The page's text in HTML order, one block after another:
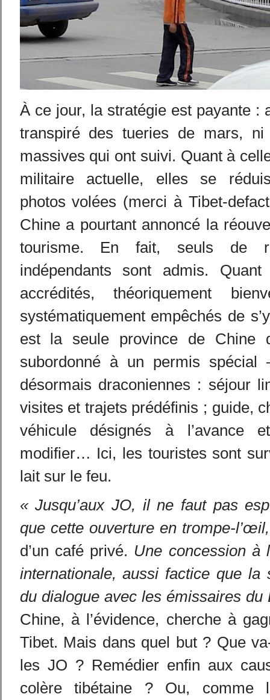
À ce jour, la stratégie est payante :
transpiré des tueries de mars, ni
massives qui ont suivi. Quant à
militaire actuelle, elles se
photos volées (merci à Tibet-
Chine a pourtant annoncé la
tourisme. En fait, seuls de
indépendants sont admis.
accrédités, théoriquement
systématiquement empêchés de
est la seule province de Chine
subordonné à un permis spécial
désormais draconiennes : séjour
visites et trajets prédéfinis ; guide,
véhicule désignés à l’avance
modifier… Ici, les touristes sont
lait sur le feu.
« Jusqu’aux JO, il ne faut pas
que cette ouverture en trompe-l’œil,
d’un café privé. Une concession à
internationale, aussi factice que la
du dialogue avec les émissaires du
Chine, à l’évidence, cherche à
Tibet. Mais dans quel but ? Que
les JO ? Remédier enfin aux
colère tibétaine ? Ou, comme